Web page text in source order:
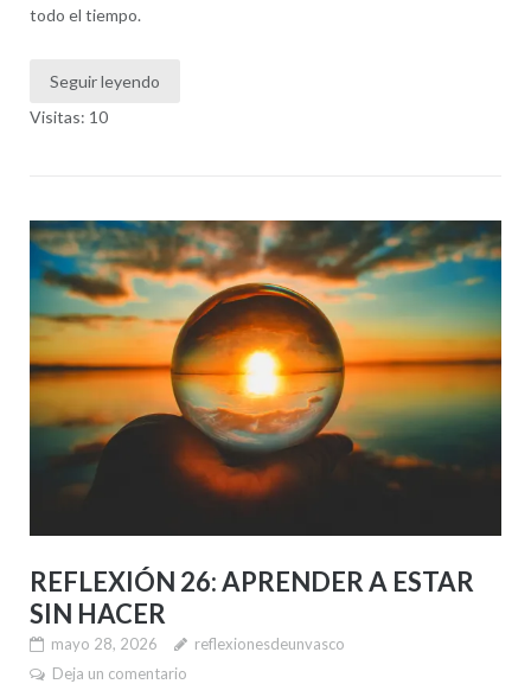
todo el tiempo.
Seguir leyendo
Visitas: 10
REFLEXIÓN 26: APRENDER A ESTAR
SIN HACER
mayo 28, 2026
reflexionesdeunvasco
Deja un comentario